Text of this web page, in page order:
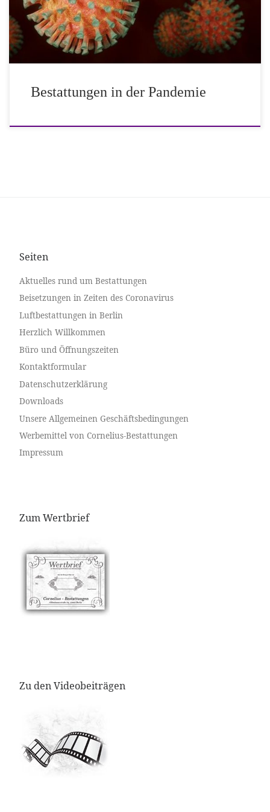
Bestattungen und Trauerfeiern auf Friedhöfen oder bei
Bestattungsunternehmen unterliegen nicht […]
Bestattungen in der Pandemie
Seiten
Aktuelles rund um Bestattungen
Beisetzungen in Zeiten des Coronavirus
Luftbestattungen in Berlin
Herzlich Willkommen
Büro und Öffnungszeiten
Kontaktformular
Datenschutzerklärung
Downloads
Unsere Allgemeinen Geschäftsbedingungen
Werbemittel von Cornelius-Bestattungen
Impressum
Zum Wertbrief
Zu den Videobeiträgen